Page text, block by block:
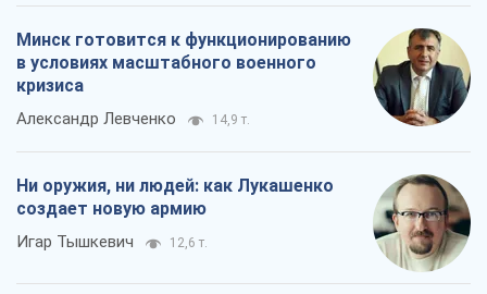
Минск готовится к функционированию
в условиях масштабного военного
кризиса
Александр Левченко 14,9 т.
Ни оружия, ни людей: как Лукашенко
создает новую армию
Игар Тышкевич 12,6 т.